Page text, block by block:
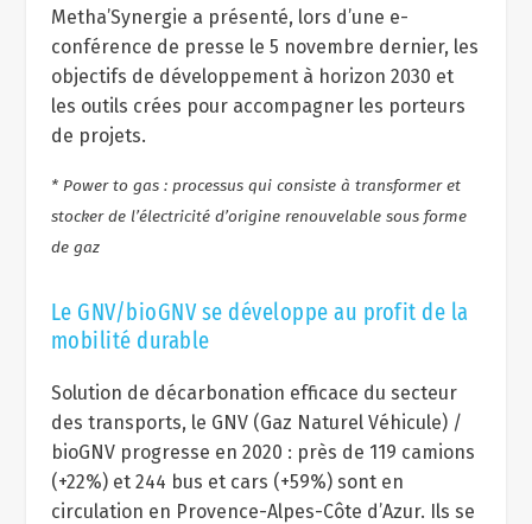
Metha’Synergie a présenté, lors d’une e-
conférence de presse le 5 novembre dernier, les
objectifs de développement à horizon 2030 et
les outils crées pour accompagner les porteurs
de projets.
*Power to gas : processus qui consiste à transformer et
stocker de l’électricité d’origine renouvelable sous forme
de gaz
Le GNV/bioGNV se développe au profit de la
mobilité durable
Solution de décarbonation efficace du secteur
des transports, le GNV (Gaz Naturel Véhicule) /
bioGNV progresse en 2020 : près de 119 camions
(+22%) et 244 bus et cars (+59%) sont en
circulation en Provence-Alpes-Côte d’Azur. Ils se